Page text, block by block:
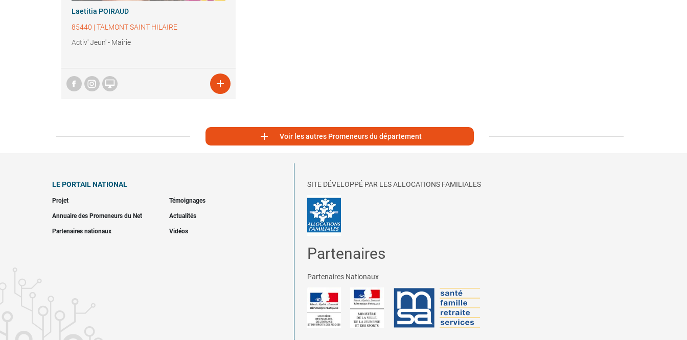
Laetitia POIRAUD
85440 | TALMONT SAINT HILAIRE
Activ' Jeun' - Mairie
 
 Voir les autres Promeneurs du département
LE PORTAIL NATIONAL
Projet Témoignages
Annuaire des Promeneurs du Net Actualités
Partenaires nationaux Vidéos
SITE DÉVELOPPÉ PAR LES ALLOCATIONS FAMILIALES
Partenaires
Partenaires Nationaux